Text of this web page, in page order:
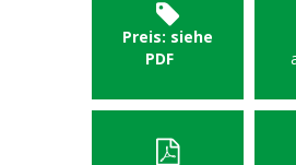
Preis: siehe
PDF